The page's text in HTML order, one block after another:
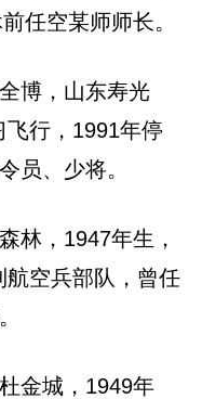
任空某师师长。
博，山东寿光
飞行，1991年停
员、少将。
林，1947年生，
航空兵部队，曾任
金城，1949年